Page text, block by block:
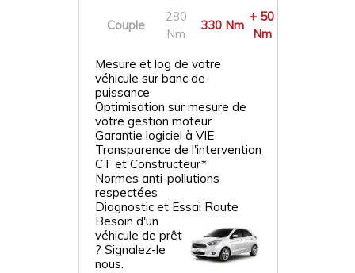
Couple
280
Nm
330 Nm
+ 50
Nm
Mesure et log de votre
véhicule sur banc de
puissance
Optimisation sur mesure de
votre gestion moteur
Garantie logiciel à VIE
Transparence de l'intervention
CT et Constructeur*
Normes anti-pollutions
respectées
Diagnostic et Essai Route
Besoin d'un
véhicule de prêt
? Signalez-le
nous.